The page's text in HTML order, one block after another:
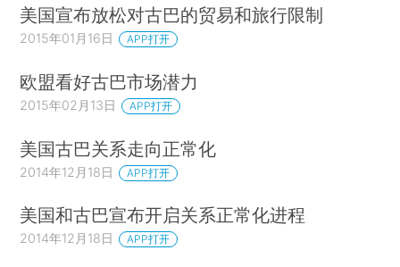
美国宣布放松对古巴的贸易和旅行限制
2015年01月16日 APP打开
欧盟看好古巴市场潜力
2015年02月13日 APP打开
美国古巴关系走向正常化
2014年12月18日 APP打开
美国和古巴宣布开启关系正常化进程
2014年12月18日 APP打开